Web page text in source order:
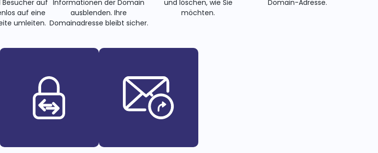
auf
auf eine
umleiten.
Informationen der Domain
ausblenden. Ihre
Domainadresse bleibt sicher.
und löschen, wie Sie
möchten.
Domain-Adresse.